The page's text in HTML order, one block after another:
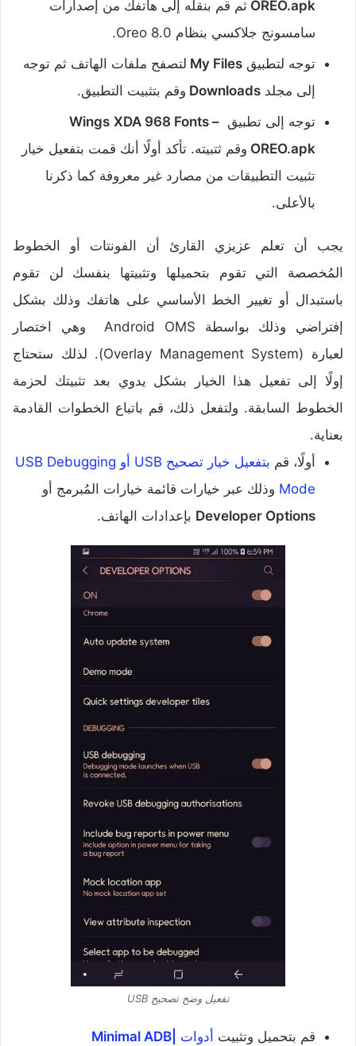
OREO.apk ثم قم بنقله إلى هاتفك من إصدارات
سامسونج جلاكسي بنظام Oreo 8.0.
توجه لتطبيق My Files لتصفح ملفات الهاتف ثم توجه
إلى مجلد Downloads وقم بتثبيت التطبيق.
توجه إلى تطبيق
Wings XDA 968 Fonts –
OREO.apk وقم ثتبيته. تأكد أولًا أنك قمت بتفعيل خيار
تثبيت التطبيقات من مصارد غير معروفة كما ذكرنا
بالأعلى.
يجب أن تعلم عزيزي القارئ أن الفونتات أو الخطوط
المُخصصة التي تقوم بتحميلها وتثبيتها بنفسك لن تقوم
باستبدال أو تغيير الخط الأساسي على هاتفك وذلك بشكل
إفتراضي وذلك بواسطة Android OMS وهي اختصار
لعبارة (Overlay Management System). لذلك ستحتاج
إولًا إلى تفعيل هذا الخيار بشكل يدوي بعد تثبيتك لحزمة
الخطوط السابقة. ولتفعل ذلك، قم باتباع الخطوات القادمة
بعناية.
أولًا، قم
بتفعيل خيار تصحيح USB أو USB Debugging
Mode وذلك عبر خيارات قائمة خيارات المُبرمج أو
Developer Options بإعدادات الهاتف.
تفعيل وضح تصحيح USB
قم بتحميل وتثبيت أدوات Minimal ADB|